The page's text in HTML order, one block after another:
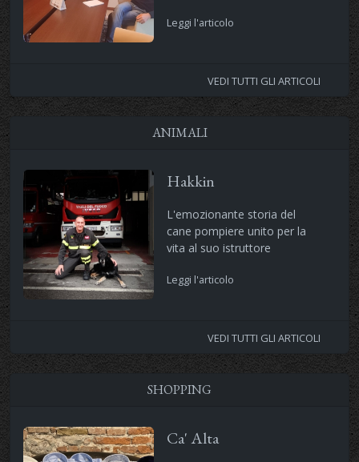
Leggi l'articolo
VEDI TUTTI GLI ARTICOLI
ANIMALI
Hakkin
L'emozionante storia del
cane pompiere unito per la
vita al suo istruttore
Leggi l'articolo
VEDI TUTTI GLI ARTICOLI
SHOPPING
Ca' Alta